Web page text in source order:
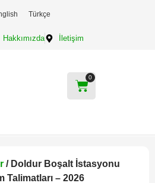
Türkçe
Hakkımızda İletişim
0
/ Doldur Boşalt İstasyonu
Talimatları – 2026